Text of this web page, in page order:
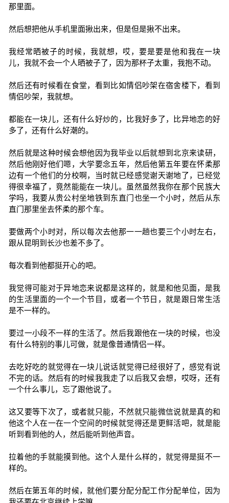
那里面。
然后想把他从手机里面揪出来，但是但是揪不出来。
我经常晒被子的时候，我就想，哎，要是要是他和我在一块
儿，我就不会一个人晒被子了，因为那杯子太重，我抱不动。
然后还有时候看在食堂，看到比如情侣吵架在宿舍楼下，看到
情侣吵架，我就想。
都能在一块儿，还有什么好炒的，比我好多了，比异地恋的好
多了，还有什么好潮的。
然后就是这种时候会想他因为我毕业以后就想到北京来读研，
然后他刚好他们嗯，大学要念五年，然后他第五年要在怀柔那
边有一个他们的分校啊，当时就已经感觉谢天谢地了，已经觉
得很幸福了，竟然能能在一块儿。虽然虽然我你在那个民族大
学吗，我要从贵公村坐地铁到东直门也坐一个小时，然后从东
直门那里坐去怀柔的那个车。
要做两个小时对，所以每次去他那一一趟也要三个小时左右，
跟从昆明到长沙也差不多了。
每次看到他都挺开心的吧。
我觉得可能对于异地恋来说都是这样的，就是和他见面，是我
的生活里面的一个一个节目，或者一个节日，就是跟日常生活
是不一样的。
要过一小段不一样的生活了。然后我跟他在一块的时候，也没
有什么特别的事儿可做，就是像普通情侣一样。
去吃好吃的就觉得在一块儿说话就觉得已经很好了，感觉有说
不完的话。然后有的时候我我走了以后我又会想，哎呀，还有
一个什么事儿，忘了跟他说了。
这又要等下次了，或者就只能，不然就只能微信说就是真的和
他这个人在一在一个空间的时候就觉得还是更鲜活吧，就是能
听到看到他的人，然后能听到他声音。
拉着他的手就能摸到他。这个人是什么样的，就觉得是挺不一
样的。
然后在第五年的时候，就他们要分配分配工作分配单位，因为